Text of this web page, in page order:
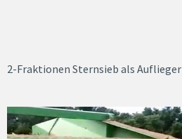
2-Fraktionen Sternsieb als Auflieger